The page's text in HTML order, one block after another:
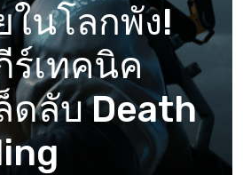
ในโลกพัง!
ร์เทคนิค
ดลับ Death